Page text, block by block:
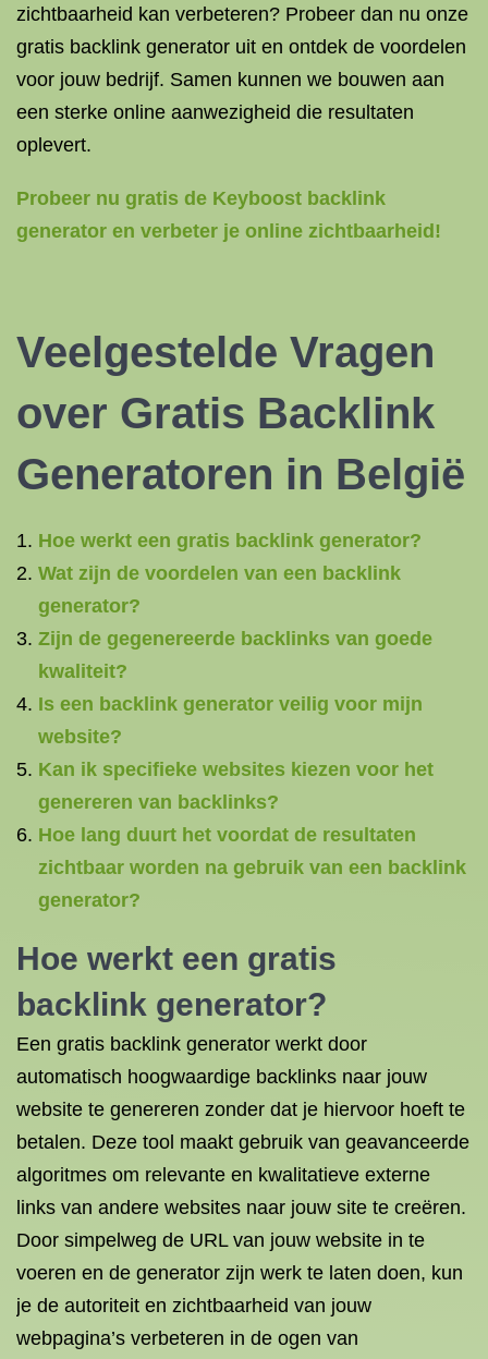
zichtbaarheid kan verbeteren? Probeer dan nu onze
gratis backlink generator uit en ontdek de voordelen
voor jouw bedrijf. Samen kunnen we bouwen aan
een sterke online aanwezigheid die resultaten
oplevert.
Probeer nu gratis de Keyboost backlink
generator en verbeter je online zichtbaarheid!
Veelgestelde Vragen
over Gratis Backlink
Generatoren in België
Hoe werkt een gratis backlink generator?
Wat zijn de voordelen van een backlink
generator?
Zijn de gegenereerde backlinks van goede
kwaliteit?
Is een backlink generator veilig voor mijn
website?
Kan ik specifieke websites kiezen voor het
genereren van backlinks?
Hoe lang duurt het voordat de resultaten
zichtbaar worden na gebruik van een backlink
generator?
Hoe werkt een gratis
backlink generator?
Een gratis backlink generator werkt door
automatisch hoogwaardige backlinks naar jouw
website te genereren zonder dat je hiervoor hoeft te
betalen. Deze tool maakt gebruik van geavanceerde
algoritmes om relevante en kwalitatieve externe
links van andere websites naar jouw site te creëren.
Door simpelweg de URL van jouw website in te
voeren en de generator zijn werk te laten doen, kun
je de autoriteit en zichtbaarheid van jouw
webpagina’s verbeteren in de ogen van